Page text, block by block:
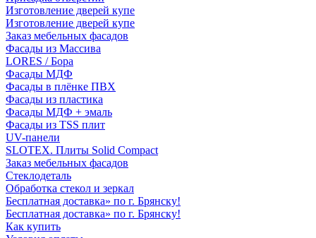
Изготовление дверей купе
Изготовление дверей купе
Заказ мебельных фасадов
Фасады из Массива
LORES / Бора
Фасады МДФ
Фасады в плёнке ПВХ
Фасады из пластика
Фасады МДФ + эмаль
Фасады из TSS плит
UV-панели
SLOTEX. Плиты Solid Compact
Заказ мебельных фасадов
Стеклодеталь
Обработка стекол и зеркал
Бесплатная доставка» по г. Брянску!
Бесплатная доставка» по г. Брянску!
Как купить